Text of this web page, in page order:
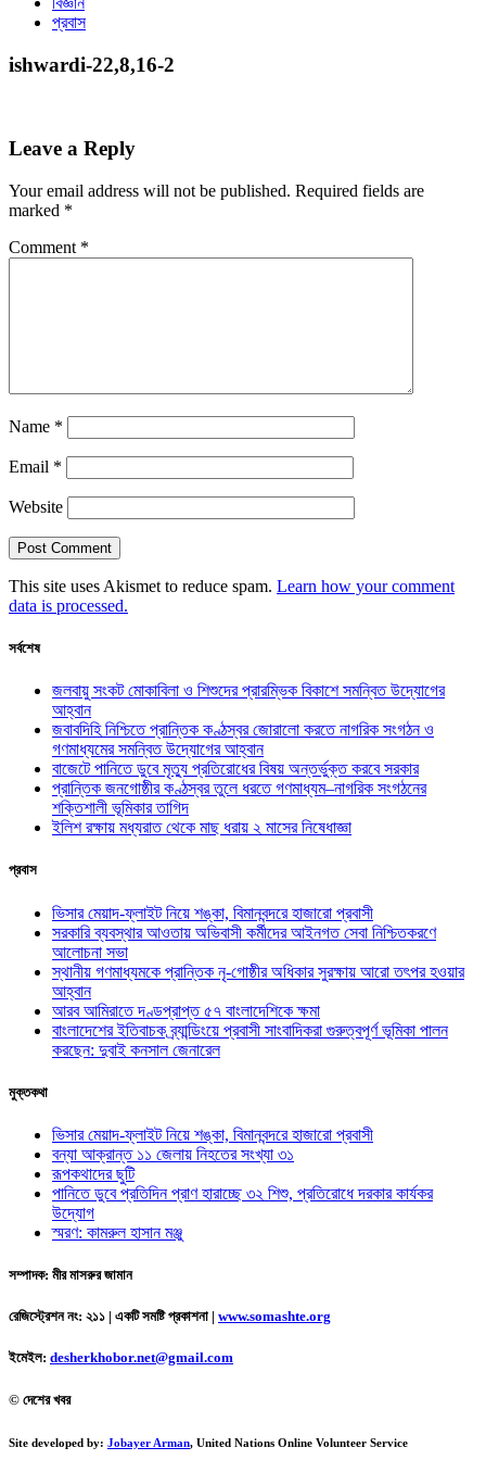
প্রবাস
ishwardi-22,8,16-2
Leave a Reply
Your email address will not be published. Required fields are
marked *
Comment *
Name *
Email *
Website
This site uses Akismet to reduce spam. Learn how your comment
data is processed.
সর্বশেষ
জলবায়ু সংকট মোকাবিলা ও শিশুদের প্রারম্ভিক বিকাশে সমন্বিত উদ্যোগের
আহ্বান
জবাবদিহি নিশ্চিতে প্রান্তিক কণ্ঠস্বর জোরালো করতে নাগরিক সংগঠন ও
গণমাধ্যমের সমন্বিত উদ্যোগের আহ্বান
বাজেটে পানিতে ডুবে মৃত্যু প্রতিরোধের বিষয় অন্তর্ভুক্ত করবে সরকার
প্রান্তিক জনগোষ্ঠীর কণ্ঠস্বর তুলে ধরতে গণমাধ্যম–নাগরিক সংগঠনের
শক্তিশালী ভূমিকার তাগিদ
ইলিশ রক্ষায় মধ্যরাত থেকে মাছ ধরায় ২ মাসের নিষেধাজ্ঞা
প্রবাস
ভিসার মেয়াদ-ফ্লাইট নিয়ে শঙ্কা, বিমানবন্দরে হাজারো প্রবাসী
সরকারি ব্যবস্থার আওতায় অভিবাসী কর্মীদের আইনগত সেবা নিশ্চিতকরণে
আলোচনা সভা
স্থানীয় গণমাধ্যমকে প্রান্তিক নৃ-গোষ্ঠীর অধিকার সুরক্ষায় আরো তৎপর হওয়ার
আহ্বান
আরব আমিরাতে দণ্ডপ্রাপ্ত ৫৭ বাংলাদেশিকে ক্ষমা
বাংলাদেশের ইতিবাচক ব্র্যান্ডিংয়ে প্রবাসী সাংবাদিকরা গুরুত্বপূর্ণ ভূমিকা পালন
করছেন: দুবাই কনসাল জেনারেল
মুক্তকথা
ভিসার মেয়াদ-ফ্লাইট নিয়ে শঙ্কা, বিমানবন্দরে হাজারো প্রবাসী
বন্যা আক্রান্ত ১১ জেলায় নিহতের সংখ্যা ৩১
রূপকথাদের ছুটি
পানিতে ডুবে প্রতিদিন প্রাণ হারাচ্ছে ৩২ শিশু, প্রতিরোধে দরকার কার্যকর
উদ্যোগ
স্মরণ: কামরুল হাসান মঞ্জু
সম্পাদক: মীর মাসরুর জামান
রেজিস্ট্রেশন নং: ২১১ | একটি সমষ্টি প্রকাশনা | www.somashte.org
ইমেইল: desherkhobor.net@gmail.com
© দেশের খবর
Site developed by: Jobayer Arman, United Nations Online Volunteer Service